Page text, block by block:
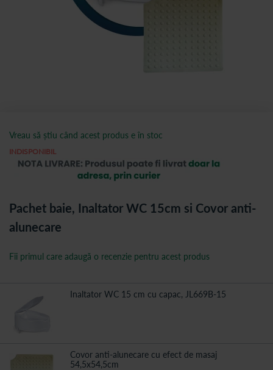
Pachet baie, Inaltator WC 15cm si Covor anti-
alunecare
Fii primul care adaugă o recenzie pentru acest produs
Vreau să știu când acest produs e în stoc
Inaltator WC 15 cm cu capac, JL669B-15
Covor anti-alunecare cu efect de masaj
54,5x54,5cm
INDISPONIBIL